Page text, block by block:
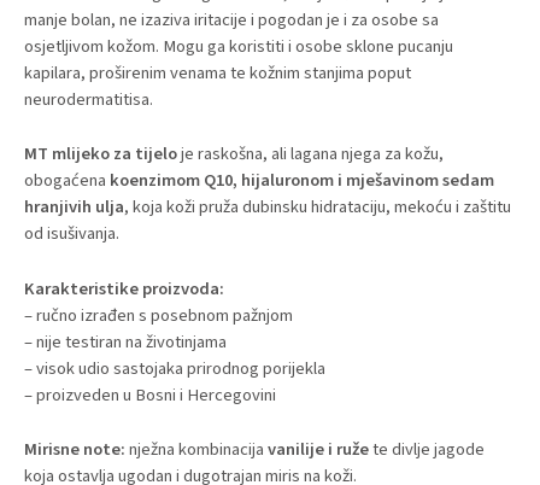
manje bolan, ne izaziva iritacije i pogodan je i za osobe sa
osjetljivom kožom. Mogu ga koristiti i osobe sklone pucanju
kapilara, proširenim venama te kožnim stanjima poput
neurodermatitisa.
MT mlijeko za tijeloje raskošna, ali lagana njega za kožu,
obogaćena koenzimom Q10, hijaluronom i mješavinom sedam
hranjivih ulja, koja koži pruža dubinsku hidrataciju, mekoću i zaštitu
od isušivanja.
Karakteristike proizvoda:
– ručno izrađen s posebnom pažnjom
– nije testiran na životinjama
– visok udio sastojaka prirodnog porijekla
– proizveden u Bosni i Hercegovini
Mirisne note:nježna kombinacijavanilije i ružete divlje jagode
koja ostavlja ugodan i dugotrajan miris na koži.